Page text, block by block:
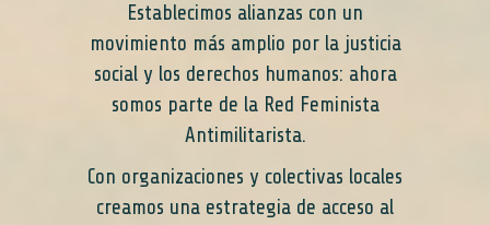
Establecimos alianzas con un
movimiento más amplio por la justicia
social y los derechos humanos: ahora
somos parte de la Red Feminista
Antimilitarista.
Con organizaciones y colectivas locales
creamos una estrategia de acceso al